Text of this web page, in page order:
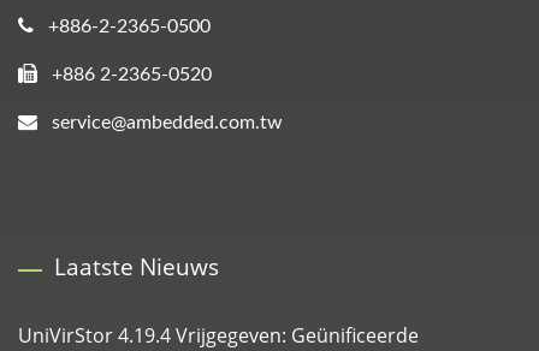
+886-2-2365-0500
+886 2-2365-0520
service@ambedded.com.tw
Laatste Nieuws
UniVirStor 4.19.4 Vrijgegeven: Geünificeerde